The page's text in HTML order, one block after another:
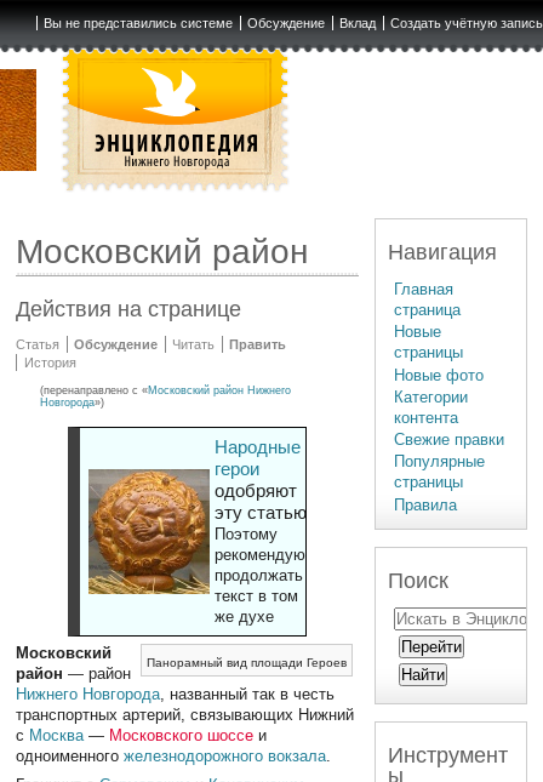
Вы не представились системе Обсуждение Вклад Создать учётную запись
Московский район
Действия на странице
Статья Обсуждение Читать
Править
История
(перенаправлено с «Московский район Нижнего
Новгорода»)
Народные
герои
одобряют
эту статью
Поэтому
рекомендуют
продолжать
текст в том
же духе
Панорамный вид площади Героев
Московский
район — район
Нижнего Новгорода, названный так в честь
транспортных артерий, связывающих Нижний
с Москва— Московского шоссе и
одноименногожелезнодорожного вокзала.
Навигация
Главная
страница
Новые
страницы
Новые фото
Категории
контента
Свежие правки
Популярные
страницы
Правила
Поиск
Инструмент
ы